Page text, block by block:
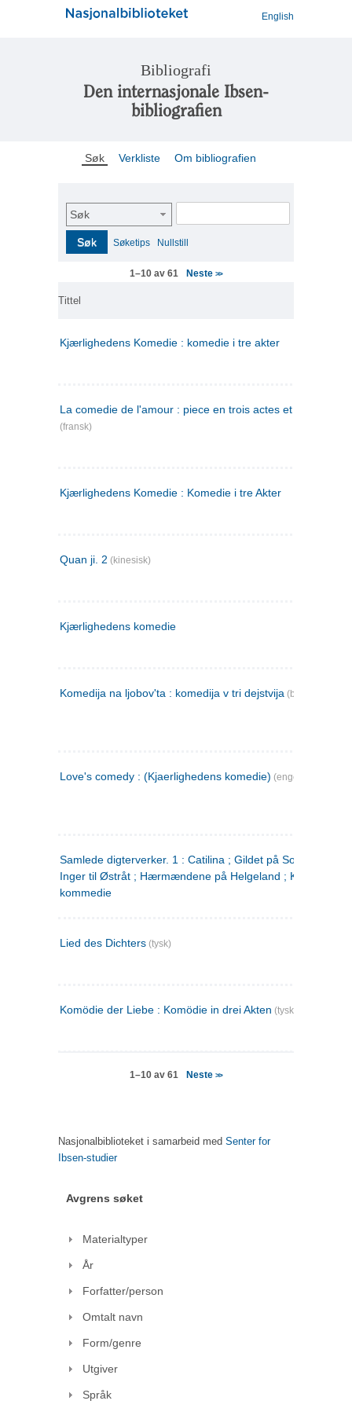
English
Bibliografi
Den internasjonale Ibsen-
bibliografien
Søk Verkliste Om bibliografien
Søk
Søk Søketips Nullstill
1–10 av 61 Neste>>
Tittel
Kjærlighedens Komedie : komedie i tre akter
La comedie de l'amour : piece en trois actes et en vers
(fransk)
Kjærlighedens Komedie : Komedie i tre Akter
Quan ji. 2 (kinesisk)
Kjærlighedens komedie
Komedija na ljobov'ta : komedija v tri dejstvija (bulgarsk)
Love's comedy : (Kjaerlighedens komedie) (engelsk)
Samlede digterverker. 1 : Catilina ; Gildet på Solhaug ; Fru
Inger til Østråt ; Hærmændene på Helgeland ;
kommedie
Lied des Dichters (tysk)
Komödie der Liebe : Komödie in drei Akten (tysk)
1–10 av 61 Neste>>
Nasjonalbiblioteket i samarbeid med Senter for
Ibsen-studier
Avgrens søket
Materialtyper
År
Forfatter/person
Omtalt navn
Form/genre
Utgiver
Språk